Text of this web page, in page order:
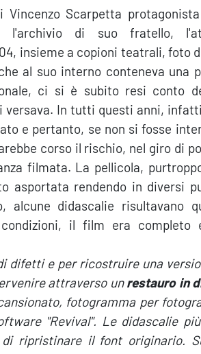
Scarpetta
l'archivio di suo fratello,
insieme a copioni teatrali, foto
al suo interno conteneva una
ci si è subito resi conto
In tutti questi anni,
e pertanto, se non si fosse
corso il rischio, nel giro di
filmata. La pellicola,
asportata rendendo in diversi
alcune didascalie risultavano
il film era completo
difetti e per ricostruire una
attraverso unrestauro in
fotogramma per
"Revival". Le didascalie
ripristinare il font originario.